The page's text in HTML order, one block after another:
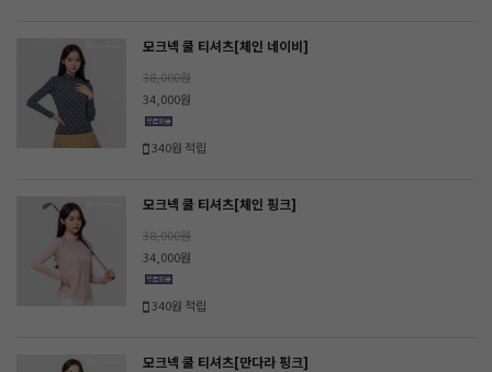
모크넥 쿨 티셔츠[체인 네이비]
38,000원
34,000원
340원 적립
모크넥 쿨 티셔츠[체인 핑크]
38,000원
34,000원
340원 적립
모크넥 쿨 티셔츠[만다라 핑크]